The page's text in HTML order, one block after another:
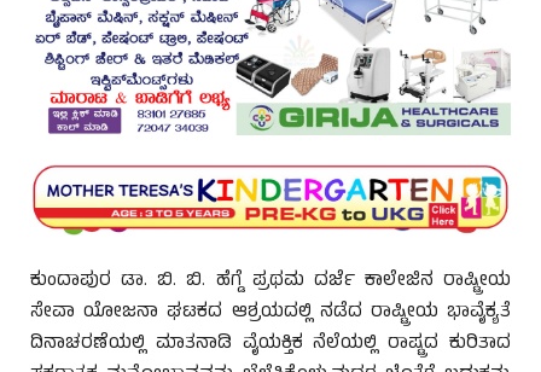
ಕುಂದಾಪುರ ಡಾ. ಬಿ. ಬಿ. ಹೆಗ್ಡೆ ಪ್ರಥಮ ದರ್ಜೆ ಕಾಲೇಜಿನ ರಾಷ್ಟ್ರೀಯ
ಸೇವಾ ಯೋಜನಾ ಘಟಕದ ಆಶ್ರಯದಲ್ಲಿ ನಡೆದ ರಾಷ್ಟ್ರೀಯ ಭಾವೈಕ್ಯತೆ
ದಿನಾಚರಣೆಯಲ್ಲಿ ಮಾತನಾಡಿ ವೈಯಕ್ತಿಕ ನೆಲೆಯಲ್ಲಿ ರಾಷ್ಟ್ರದ ಕುರಿತಾದ